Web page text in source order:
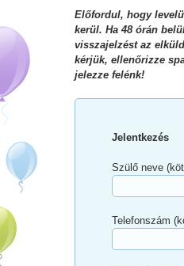
Előfordul, hogy
kerül. Ha 48 órán
visszajelzést az
kérjük, ellenőrizze
jelezze felénk!
Jelentkezés
Szülő neve
Telefonszám